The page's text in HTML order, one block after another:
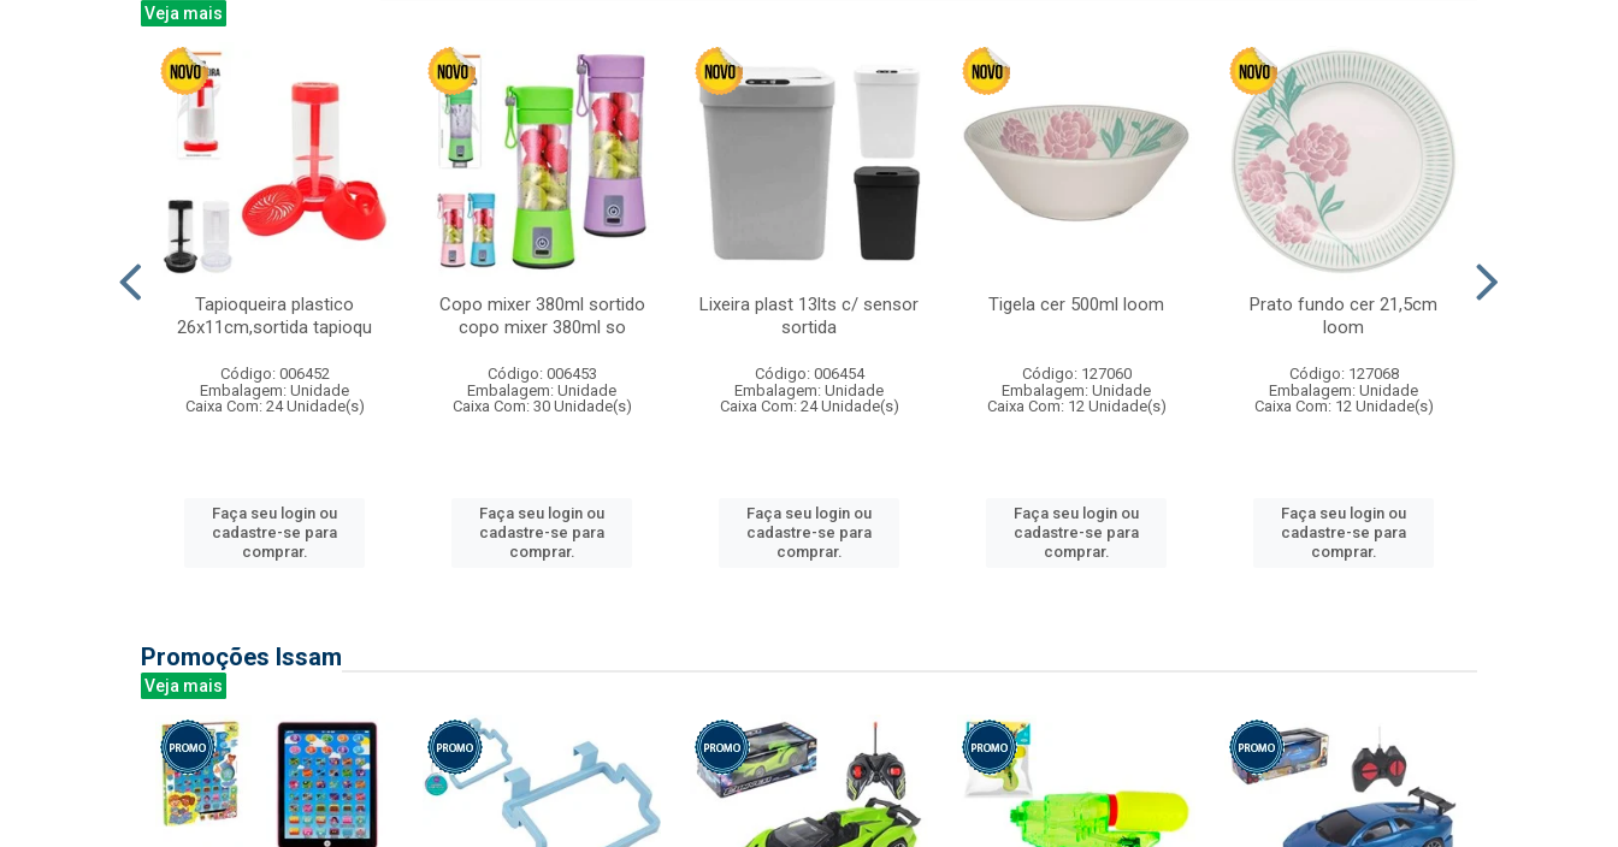
Veja mais
Tapioqueira plastico
26x11cm,sortida tapioqu
Código: 006452
Embalagem: Unidade
Caixa Com: 24 Unidade(s)
Faça seu login ou
cadastre-se para
comprar.
Copo mixer 380ml sortido
copo mixer 380ml so
Código: 006453
Embalagem: Unidade
Caixa Com: 30 Unidade(s)
Faça seu login ou
cadastre-se para
comprar.
Lixeira plast 13lts c/ sensor
sortida
Código: 006454
Embalagem: Unidade
Caixa Com: 24 Unidade(s)
Faça seu login ou
cadastre-se para
comprar.
Tigela cer 500ml loom
Código: 127060
Embalagem: Unidade
Caixa Com: 12 Unidade(s)
Faça seu login ou
cadastre-se para
comprar.
Prato fundo cer 21,5cm
loom
Código: 127068
Embalagem: Unidade
Caixa Com: 12 Unidade(s)
Faça seu login ou
cadastre-se para
comprar.
Promoções Issam
Veja mais